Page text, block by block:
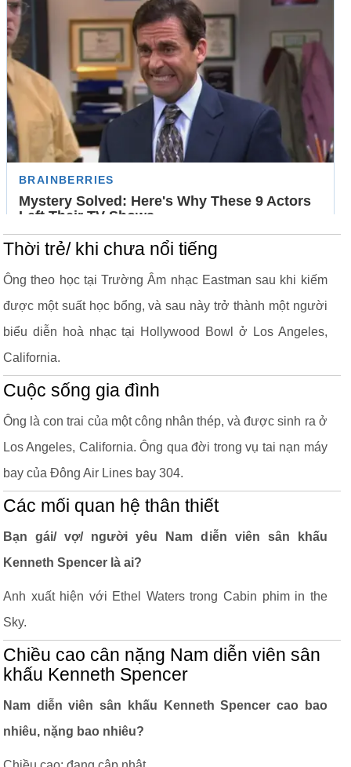
Thời trẻ/ khi chưa nổi tiếng
Ông theo học tại Trường Âm nhạc Eastman sau khi kiếm
được một suất học bổng, và sau này trở thành một người
biểu diễn hoà nhạc tại Hollywood Bowl ở Los Angeles,
California.
Cuộc sống gia đình
Ông là con trai của một công nhân thép, và được sinh ra ở
Los Angeles, California. Ông qua đời trong vụ tai nạn máy
bay của Đông Air Lines bay 304.
Các mối quan hệ thân thiết
Bạn gái/ vợ/ người yêu Nam diễn viên sân khấu
Kenneth Spencer là ai?
Anh xuất hiện với Ethel Waters trong Cabin phim in the
Sky.
Chiều cao cân nặng Nam diễn viên sân
khấu Kenneth Spencer
Nam diễn viên sân khấu Kenneth Spencer cao bao
nhiêu, nặng bao nhiêu?